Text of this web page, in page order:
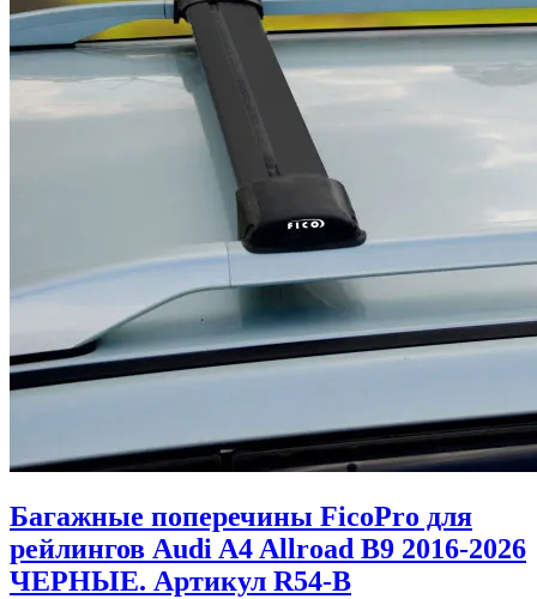
Багажные поперечины FicoPro для
рейлингов Audi A4 Allroad B9 2016-2026
ЧЕРНЫЕ. Артикул R54-B